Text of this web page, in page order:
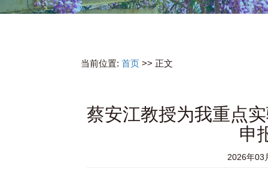
当前位置: 首页 >> 正文
蔡安江教授为我重点
申
2026年03